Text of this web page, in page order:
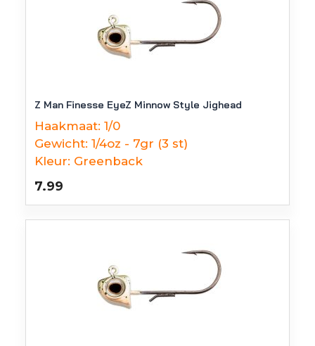
Z Man Finesse EyeZ Minnow Style Jighead
Haakmaat: 1/0
Gewicht: 1/4oz - 7gr (3 st)
Kleur: Greenback
7.99